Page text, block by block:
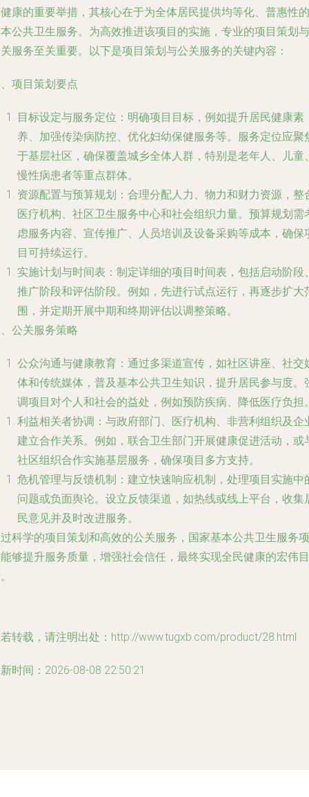
康的重要举措，其核心在于为全体居民提供均等化、普惠性的
公共卫生服务。为高效推进该项目的实施，专业的项目策划与
服务至关重要。以下是项目策划与公关服务的关键内容：
项目策划要点
目标设定与服务定位：明确项目目标，例如提升居民健康素
养、加强传染病防控、优化妇幼保健服务等。服务定位应聚
于基层社区，确保覆盖城乡全体人群，特别是老年人、儿童
慢性病患者等重点群体。
资源配置与预算规划：合理分配人力、物力和财力资源，整
医疗机构、社区卫生服务中心和社会组织力量。预算规划需
虑服务内容、宣传推广、人员培训及设备采购等成本，确保
目可持续运行。
实施计划与时间表：制定详细的项目时间表，包括启动阶段
推广阶段和评估阶段。例如，先进行试点运行，再逐步扩大
围，并定期开展中期和终期评估以调整策略。
公关服务策略
公众沟通与健康教育：通过多渠道宣传，如社区讲座、社交
体和传统媒体，普及基本公共卫生知识，提升居民参与度。
调项目对个人和社会的益处，例如预防疾病、降低医疗负担
利益相关者协调：与政府部门、医疗机构、非营利组织及企
建立合作关系。例如，联合卫生部门开展健康促进活动，或
社区组织合作实施基层服务，确保项目多方支持。
危机管理与反馈机制：建立快速响应机制，处理项目实施中
问题或负面舆论。设立反馈渠道，如热线或线上平台，收集
民意见并及时改进服务。
科学的项目策划和高效的公关服务，国家基本公共卫生服务项
够提升服务质量，增强社会信任，最终实现全民健康的宏伟目
转载，请注明出处：http://www.tugxb.com/product/28.html
时间：2026-08-08 22:50:21